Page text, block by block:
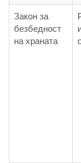
Закон за
безбедност
на храната